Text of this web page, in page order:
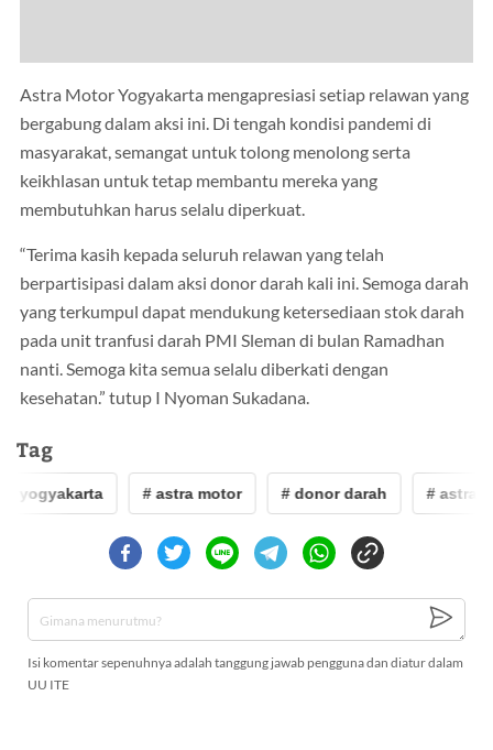
Astra Motor Yogyakarta mengapresiasi setiap relawan yang
bergabung dalam aksi ini. Di tengah kondisi pandemi di
masyarakat, semangat untuk tolong menolong serta
keikhlasan untuk tetap membantu mereka yang
membutuhkan harus selalu diperkuat.
“Terima kasih kepada seluruh relawan yang telah
berpartisipasi dalam aksi donor darah kali ini. Semoga darah
yang terkumpul dapat mendukung ketersediaan stok darah
pada unit tranfusi darah PMI Sleman di bulan Ramadhan
nanti. Semoga kita semua selalu diberkati dengan
kesehatan.” tutup I Nyoman Sukadana.
Tag
yogyakarta # astra motor # donor darah # astra
Isi komentar sepenuhnya adalah tanggung jawab pengguna dan diatur dalam
UU ITE